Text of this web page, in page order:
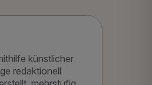
künstlicher
redaktionell